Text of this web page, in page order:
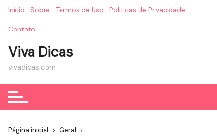
Início Sobre Termos de Uso Politicas de Privacidade
Contato
Viva Dicas
vivadicas.com
Página inicial
Geral